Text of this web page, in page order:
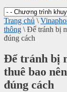
Trang chủ \
thông \ Để tránh bị
đúng cách
Để tránh bị
thuê bao
đúng cách